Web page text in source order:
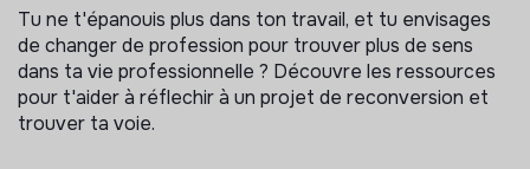
Tu ne t'épanouis plus dans ton travail, et tu envisages
de changer de profession pour trouver plus de sens
dans ta vie professionnelle ? Découvre les ressources
pour t'aider à réflechir à un projet de reconversion et
trouver ta voie.